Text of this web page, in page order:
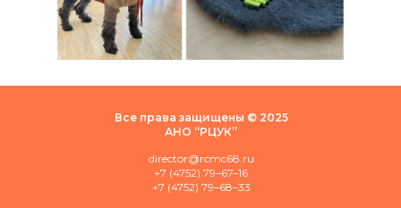
director@rcmc68.ru
+7 (4752) 79–67–16
+7 (4752) 79–68–33
Все права защищены © 2025
АНО “РЦУК”